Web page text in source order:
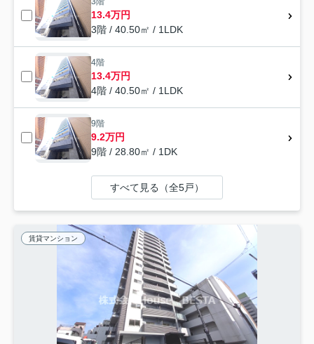
13.4万円
3階 / 40.50㎡ / 1LDK
4階
13.4万円
4階 / 40.50㎡ / 1LDK
9階
9.2万円
9階 / 28.80㎡ / 1DK
すべて見る（全5戸）
賃貸マンション